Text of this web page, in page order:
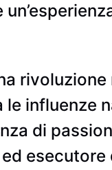
influenze
di